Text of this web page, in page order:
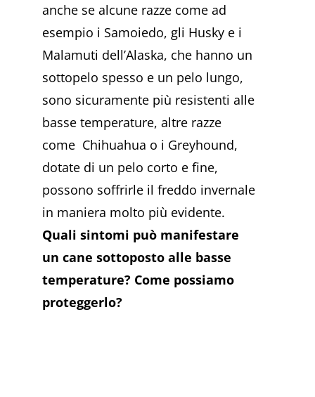
anche se alcune razze come ad
esempio i Samoiedo, gli Husky e i
Malamuti dell’Alaska, che hanno un
sottopelo spesso e un pelo lungo,
sono sicuramente più resistenti alle
basse temperature, altre razze
come Chihuahua o i Greyhound,
dotate di un pelo corto e fine,
possono soffrirle il freddo invernale
in maniera molto più evidente.
Quali sintomi può manifestare
un cane sottoposto alle basse
temperature? Come possiamo
proteggerlo?